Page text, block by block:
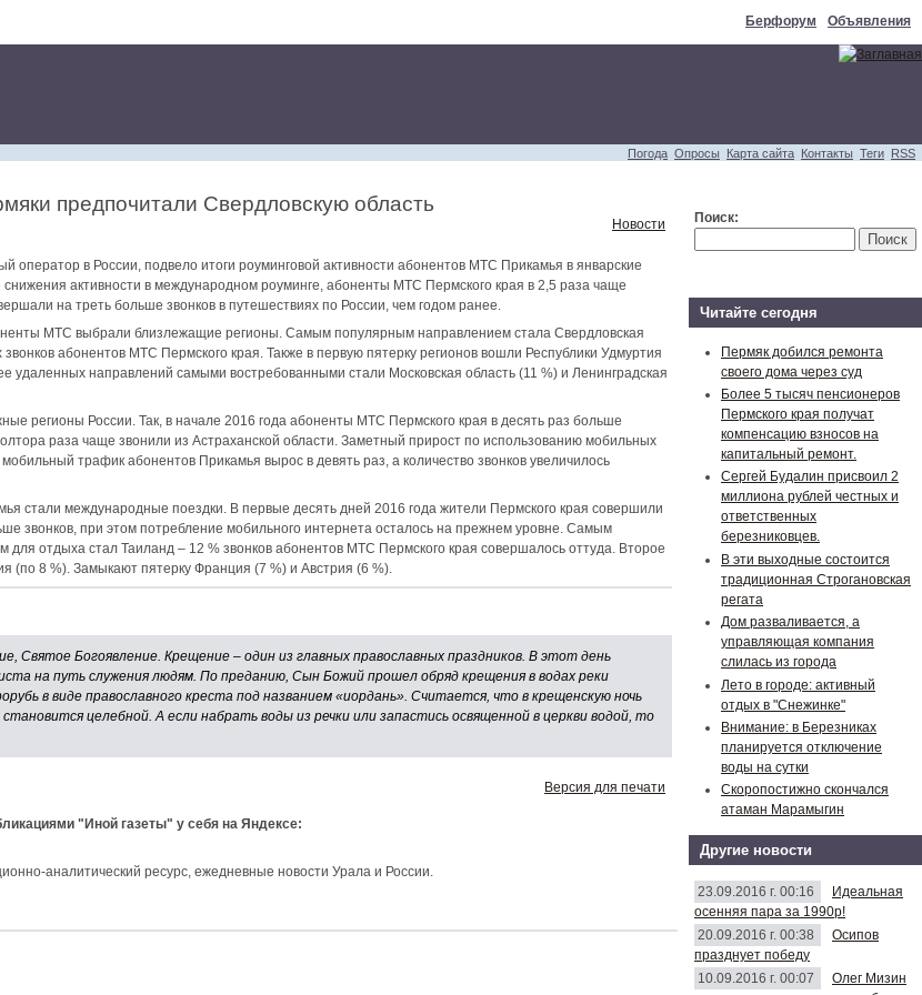
Берфорум Объявления
Погода Опросы Карта сайта Контакты Теги RSS
предпочитали Свердловскую область
Новости
в России, подвело итоги роуминговой активности абонентов МТС Прикамья в январские
активности в международном роуминге, абоненты МТС Пермского края в 2,5 раза чаще
на треть больше звонков в путешествиях по России, чем годом ранее.
МТС выбрали близлежащие регионы. Самым популярным направлением стала Свердловская
абонентов МТС Пермского края. Также в первую пятерку регионов вошли Республики Удмуртия
удаленных направлений самыми востребованными стали Московская область (11 %) и Ленинградская
регионы России. Так, в начале 2016 года абоненты МТС Пермского края в десять раз больше
раза чаще звонили из Астраханской области. Заметный прирост по использованию мобильных
трафик абонентов Прикамья вырос в девять раз, а количество звонков увеличилось
стали международные поездки. В первые десять дней 2016 года жители Пермского края совершили
звонков, при этом потребление мобильного интернета осталось на прежнем уровне. Самым
отдыха стал Таиланд – 12 % звонков абонентов МТС Пермского края совершалось оттуда. Второе
(по 8 %). Замыкают пятерку Франция (7 %) и Австрия (6 %).
Святое Богоявление. Крещение – один из главных православных праздников. В этот день
на путь служения людям. По преданию, Сын Божий прошел обряд крещения в водах реки
в виде православного креста под названием «иордань». Считается, что в крещенскую ночь
целебной. А если набрать воды из речки или запастись освященной в церкви водой, то
Версия для печати
"Иной газеты" у себя на Яндексе:
аналитический ресурс, ежедневные новости Урала и России.
Поиск:
Читайте сегодня
Пермяк добился ремонта
своего дома через суд
Более 5 тысяч пенсионеров
Пермского края получат
компенсацию взносов на
капитальный ремонт.
Сергей Будалин присвоил 2
миллиона рублей честных и
ответственных
березниковцев.
В эти выходные состоится
традиционная Строгановская
регата
Дом разваливается, а
управляющая компания
слилась из города
Лето в городе: активный
отдых в "Снежинке"
Внимание: в Березниках
планируется отключение
воды на сутки
Скоропостижно скончался
атаман Марамыгин
Другие новости
23.09.2016 г. 00:16
Идеальная
осенняя пара за 1990р!
20.09.2016 г. 00:38
Осипов
празднует победу
10.09.2016 г. 00:07
Олег Мизин